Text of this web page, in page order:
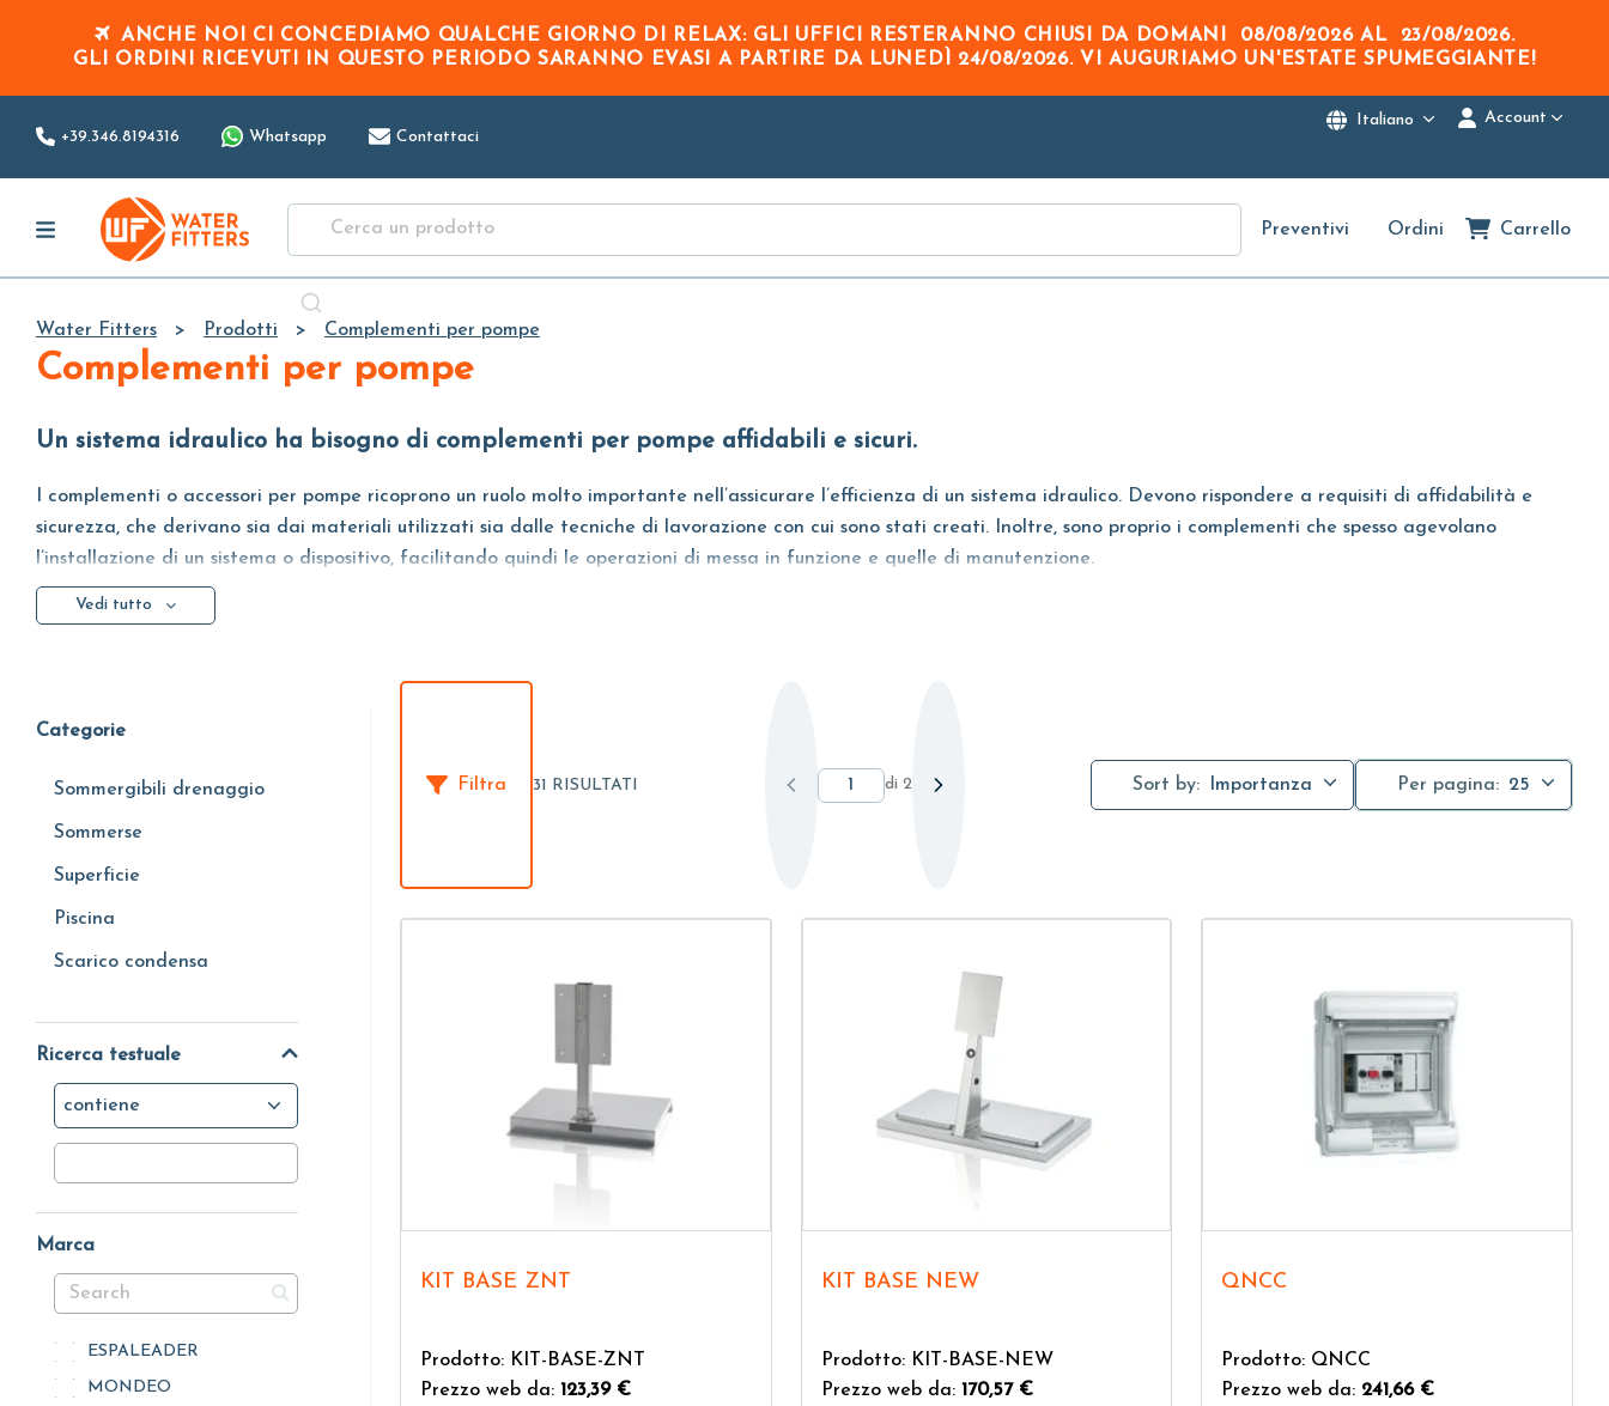
Main
Content
ANCHE NOI CI CONCEDIAMO QUALCHE GIORNO DI RELAX: GLI UFFICI RESTERANNO CHIUSI DA DOMANI 08/08/2026AL 23/08/2026.
GLI ORDINI RICEVUTI IN QUESTO PERIODOSARANNO EVASI A PARTIRE DA LUNEDÌ 24/08/2026. VI AUGURIAMO UN'ESTATE SPUMEGGIANTE!
+39.346.8194316 Whatsapp Contattaci
Italiano Account
Preventivi Ordini Carrello
Water Fitters Prodotti Complementi per pompe
Complementi per pompe
Un sistema idraulico ha bisogno di complementi per pompe affidabili e sicuri.
I complementi o accessori per pompe ricoprono un ruolo molto importante nell’assicurare l’efficienza di un sistema idraulico. Devono rispondere a requisiti di affidabilità e
sicurezza, che derivano sia dai materiali utilizzati sia dalle tecniche di lavorazione con cui sono stati creati. Inoltre, sono proprio i complementi che spesso agevolano
l’installazione di un sistema o dispositivo, facilitando quindi le operazioni di messa in funzione e quelle di manutenzione.
Nella grande famiglia dei componenti per pompe troviamo i
Se consideriamo, invece, le pompe a immersione ecco che tra i complementi non possono mancare le
staffe di sostegno per pozzi
Vedi tutto
Categorie
Sommergibili drenaggio
Sommerse
Superficie
Piscina
Scarico condensa
Ricerca testuale
contiene
Marca
ESPALEADER
MONDEO
Filtra 31 RISULTATI di 2 Sort by: Importanza Per pagina: 25
KIT BASE ZNT
Prodotto: KIT-BASE-ZNT
Prezzo web da: 123,39 €
KIT BASE NEW
Prodotto: KIT-BASE-NEW
Prezzo web da: 170,57 €
QNCC
Prodotto: QNCC
Prezzo web da: 241,66 €